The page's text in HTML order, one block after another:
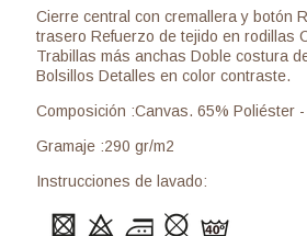
Cierre central con cremallera y botón
trasero Refuerzo de tejido en rodillas
Trabillas más anchas Doble costura
Bolsillos Detalles en color contraste.
Composición :Canvas. 65% Poliéster
Gramaje :290 gr/m2
Instrucciones de lavado: